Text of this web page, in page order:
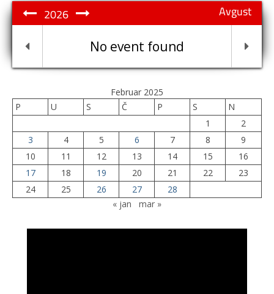
Avgust
2026
No event found
Februar 2025
P
U S Č P S
N
1
2
3
4 5 6 7 8
9
10
11 12 13 14 15
16
17
18 19 20 21 22
23
24
25 26 27
28
« jan
mar »